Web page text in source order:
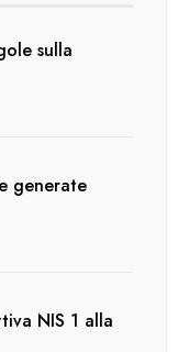
sulla
generate
NIS 1 alla